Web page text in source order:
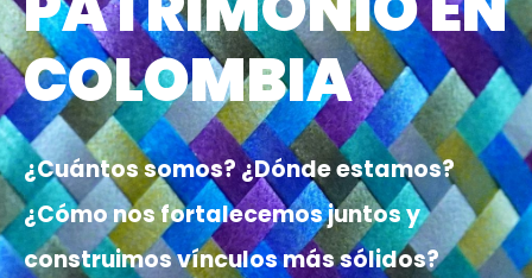
COLOMBIA
¿Cuántos somos? ¿Dónde estamos?
¿Cómo nos fortalecemos juntos y
construimos vínculos más sólidos?